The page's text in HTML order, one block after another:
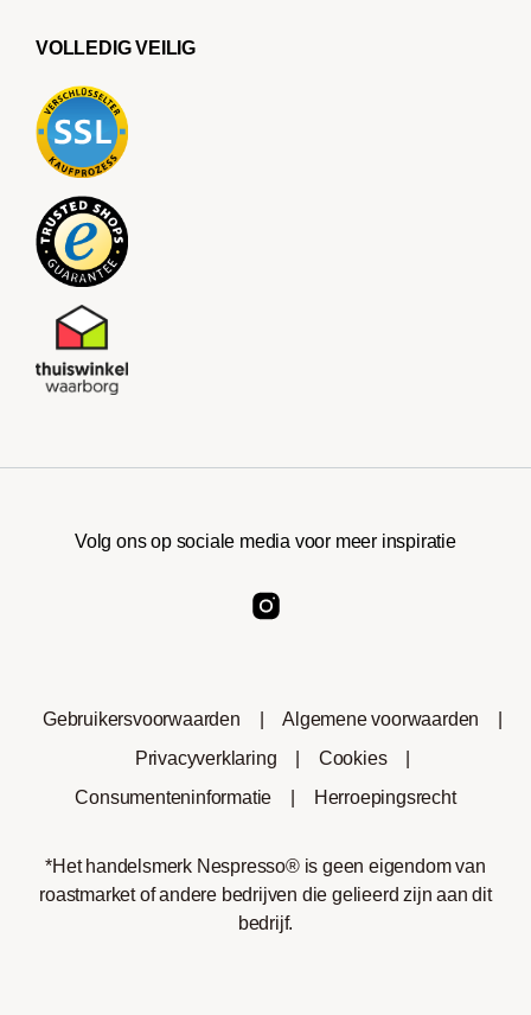
VOLLEDIG VEILIG
Volg ons op sociale media voor meer inspiratie
Gebruikersvoorwaarden Algemene voorwaarden
Privacyverklaring
Cookies
Consumenteninformatie
Herroepingsrecht
*Het handelsmerk Nespresso® is geen eigendom van
roastmarket of andere bedrijven die gelieerd zijn aan dit
bedrijf.